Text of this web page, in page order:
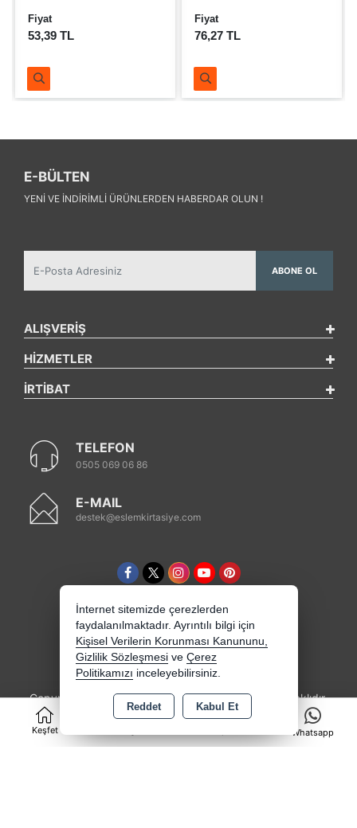
Keşfet
0
Whatsapp
Fiyat
53,39 TL
Fiyat
76,27 TL
E-BÜLTEN
YENI VE INDIRIMLI ÜRÜNLERDEN HABERDAR OLUN !
ABONE OL
ALIŞVERİŞ
HİZMETLER
İRTİBAT
TELEFON
0505 069 06 86
E-MAIL
destek@eslemkirtasiye.com
Copyright 2026 eslemkirtasiye.com - Tüm hakları saklıdır.
Kredi kartı bilgileriniz 256bit SSL sertifikası ile
korunmaktadır.
İnternet sitemizde çerezlerden
faydalanılmaktadır. Ayrıntılı bilgi için
Kişisel Verilerin Korunması Kanununu,
Gizlilik Sözleşmesi ve Çerez
Politikamızı inceleyebilirsiniz.
Reddet Kabul Et